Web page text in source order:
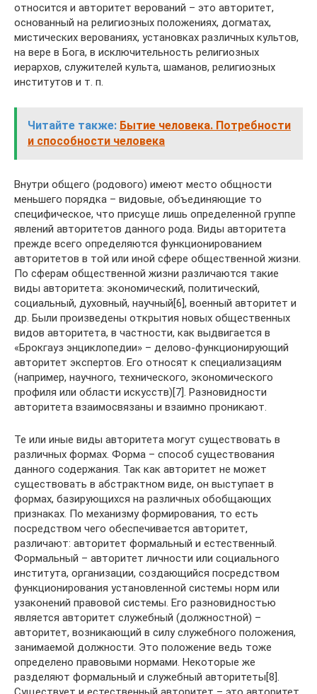
относится и авторитет верований – это авторитет,
основанный на религиозных положениях, догматах,
мистических верованиях, установках различных культов,
на вере в Бога, в исключительность религиозных
иерархов, служителей культа, шаманов, религиозных
институтов и т. п.
Читайте также: Бытие человека. Потребности
и способности человека
Внутри общего (родового) имеют место общности
меньшего порядка – видовые, объединяющие то
специфическое, что присуще лишь определенной группе
явлений авторитетов данного рода. Виды авторитета
прежде всего определяются функционированием
авторитетов в той или иной сфере общественной жизни.
По сферам общественной жизни различаются такие
виды авторитета: экономический, политический,
социальный, духовный, научный[6], военный авторитет и
др. Были произведены открытия новых общественных
видов авторитета, в частности, как выдвигается в
«Брокгауз энциклопедии» – делово-функционирующий
авторитет экспертов. Его относят к специализациям
(например, научного, технического, экономического
профиля или области искусств)[7]. Разновидности
авторитета взаимосвязаны и взаимно проникают.
Те или иные виды авторитета могут существовать в
различных формах. Форма – способ существования
данного содержания. Так как авторитет не может
существовать в абстрактном виде, он выступает в
формах, базирующихся на различных обобщающих
признаках. По механизму формирования, то есть
посредством чего обеспечивается авторитет,
различают: авторитет формальный и естественный.
Формальный – авторитет личности или социального
института, организации, создающийся посредством
функционирования установленной системы норм или
узаконений правовой системы. Его разновидностью
является авторитет служебный (должностной) –
авторитет, возникающий в силу служебного положения,
занимаемой должности. Это положение ведь тоже
определено правовыми нормами. Некоторые же
разделяют формальный и служебный авторитеты[8].